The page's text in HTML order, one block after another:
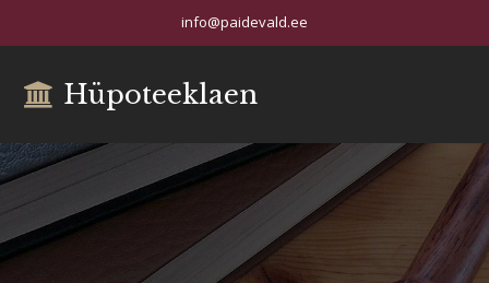
info@paidevald.ee
Hüpoteeklaen